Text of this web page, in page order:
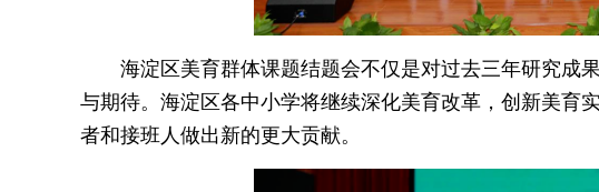
海淀区美育群体课题结题会不仅是对过去三年研究成
与期待。海淀区各中小学将继续深化美育改革，创新美育
者和接班人做出新的更大贡献。